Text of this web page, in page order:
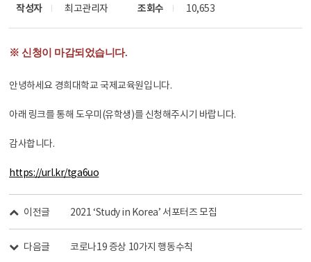
작성자
최고관리자 조회수 10,653
※ 신청이 마감되었습니다.
안녕하세요 경희대학교 국제교육원입니다.
아래 링크를 통해 도우미(유학생)를 신청해주시기 바랍니다.
감사합니다.
https://url.kr/tga6uo
이전글 2021 ‘Study in Korea’ 서포터즈 모집
다음글 코로나19 증상 10가지 행동수칙